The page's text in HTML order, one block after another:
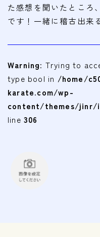
た感想を聞いたところ
です！一緒に稽古出来
Warning: Trying to
type bool in /home/
karate.com/wp-
content/themes/jinr/
line 306